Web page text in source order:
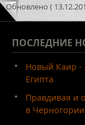
Обновлено (
ПОСЛЕДНИЕ
Новый Каир -
Египта
Правдивая и
в